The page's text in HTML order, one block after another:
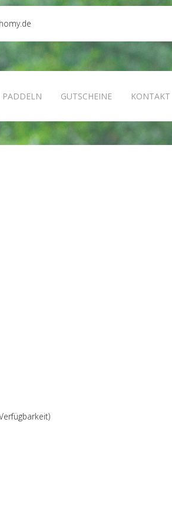
PADDELN GUTSCHEINE KONTAKT